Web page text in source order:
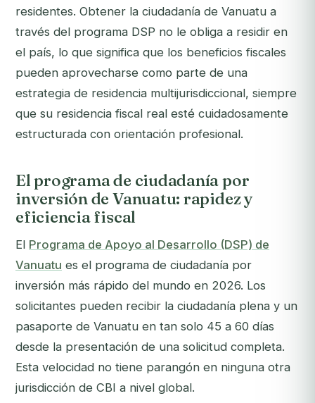
residentes. Obtener la ciudadanía de Vanuatu a
través del programa DSP no le obliga a residir en
el país, lo que significa que los beneficios fiscales
pueden aprovecharse como parte de una
estrategia de residencia multijurisdiccional, siempre
que su residencia fiscal real esté cuidadosamente
estructurada con orientación profesional.
El programa de ciudadanía por
inversión de Vanuatu: rapidez y
eficiencia fiscal
El Programa de Apoyo al Desarrollo (DSP) de
Vanuatu es el programa de ciudadanía por
inversión más rápido del mundo en 2026. Los
solicitantes pueden recibir la ciudadanía plena y un
pasaporte de Vanuatu en tan solo 45 a 60 días
desde la presentación de una solicitud completa.
Esta velocidad no tiene parangón en ninguna otra
jurisdicción de CBI a nivel global.